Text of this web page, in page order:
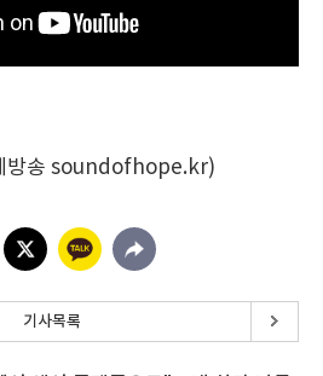
방송 soundofhope.kr)
기사목록